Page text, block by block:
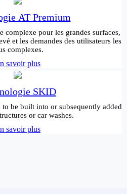
AT Premium
complexe pour les grandes surfaces,
et les demandes des utilisateurs les
complexes.
savoir plus
SKID
be built into or subsequently added
or car washes.
savoir plus